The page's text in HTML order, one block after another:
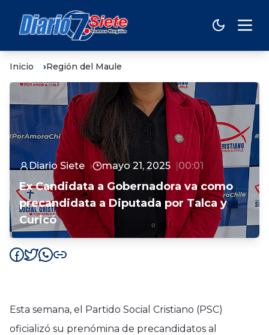
Inicio Región del Maule
Diario Siete mayo 21, 2025 00:01
Ex Candidata a Gobernadora va como
precandidata a Diputada por Talca y
Curicó
Esta semana, el Partido Social Cristiano (PSC)
oficializó su prenómina de precandidatos al